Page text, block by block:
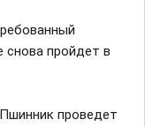
снова пройдет в
проведет